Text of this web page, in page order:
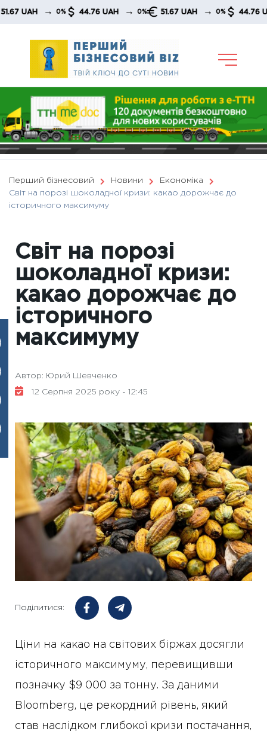
Skip
→ 0% 44.76 UAH → 0% 51.67 UAH → 0% 44.76 UAH
Перший бізнесовий Новини
Економіка
Світ на порозі шоколадної кризи: какао дорожчає до
історичного максимуму
Світ на порозі
шоколадної кризи:
какао дорожчає до
історичного
максимуму
Автор: Юрий Шевченко
12 Серпня 2025 року - 12:45
Поділитися:
Ціни на какао на світових біржах досягли
історичного максимуму, перевищивши
позначку $9 000 за тонну. За даними
Bloomberg, це рекордний рівень, який
став наслідком глибокої кризи постачання,